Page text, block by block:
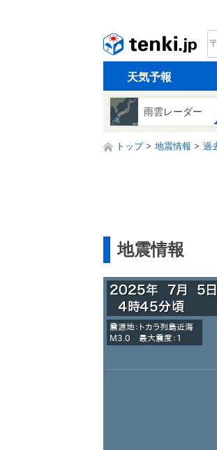
天気予報
雨雲レーダー
トップ 地震情報 過
地震情報